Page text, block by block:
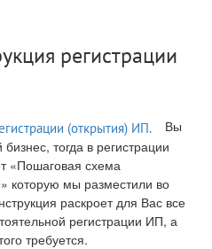
регистрации
Вы
тогда в регистрации
«Пошаговая схема
которую мы разместили во
раскроет для Вас все
регистрации ИП, а
требуется.